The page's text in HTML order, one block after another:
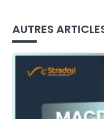
AUTRES